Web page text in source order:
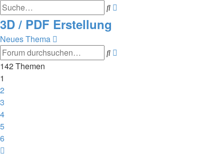
Suche
3D / PDF Erstellung
Neues Thema
Suche
142 Themen
1
2
3
4
5
6